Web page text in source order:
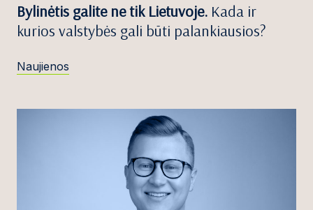
Bylinėtis galite ne tik Lietuvoje. Kada ir
kurios valstybės gali būti palankiausios?
Naujienos